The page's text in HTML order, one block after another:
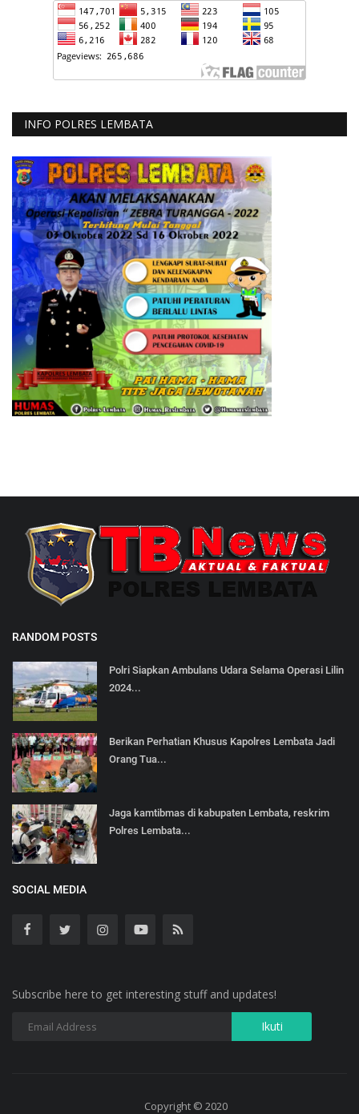
INFO POLRES LEMBATA
RANDOM POSTS
Polri Siapkan Ambulans Udara Selama Operasi Lilin
2024...
Berikan Perhatian Khusus Kapolres Lembata Jadi
Orang Tua...
Jaga kamtibmas di kabupaten Lembata, reskrim
Polres Lembata...
SOCIAL MEDIA
Subscribe here to get interesting stuff and updates!
Copyright © 2020